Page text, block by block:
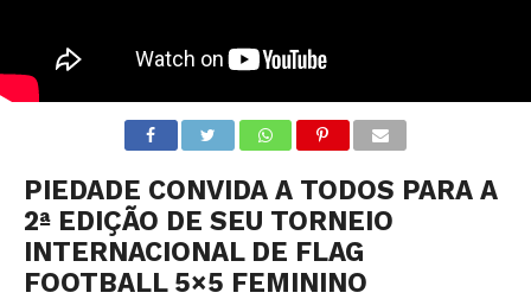
PIEDADE CONVIDA A TODOS PARA A
2ª EDIÇÃO DE SEU TORNEIO
INTERNACIONAL DE FLAG
FOOTBALL 5×5 FEMININO